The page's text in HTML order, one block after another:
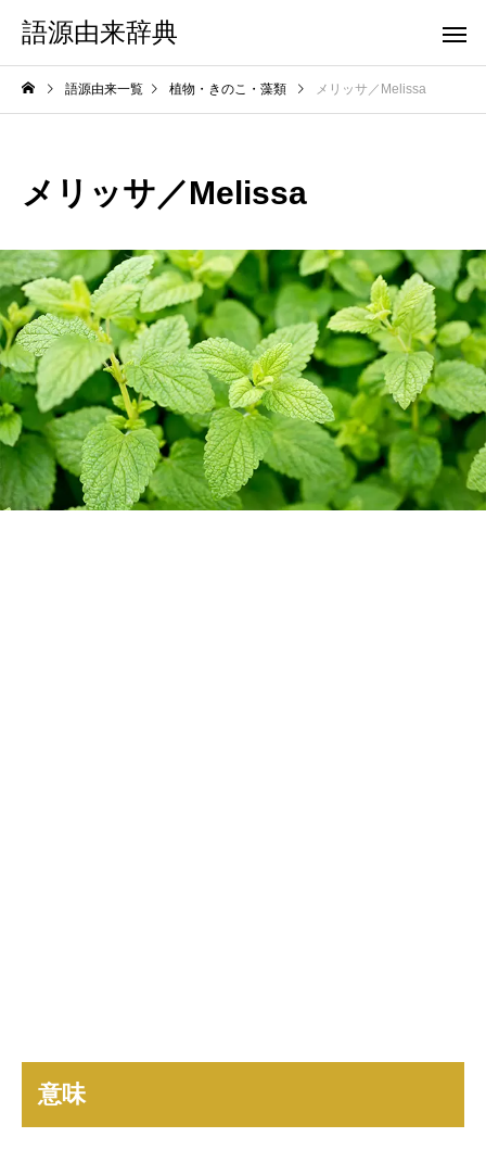
語源由来辞典
語源由来一覧 植物・きのこ・藻類 メリッサ／Melissa
メリッサ／Melissa
意味